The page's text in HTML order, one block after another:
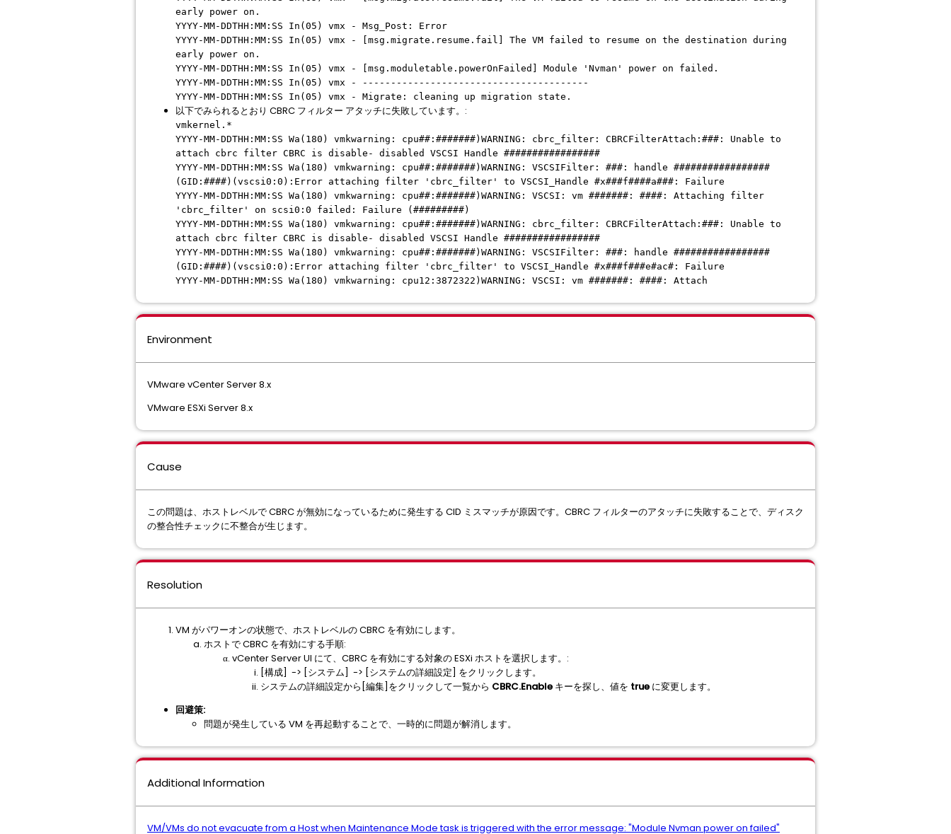
early power on.
YYYY-MM-DDTHH:MM:SS In(05) vmx - Msg_Post: Error
YYYY-MM-DDTHH:MM:SS In(05) vmx - [msg.migrate.resume.fail] The VM failed to resume on the destination during
early power on.
YYYY-MM-DDTHH:MM:SS In(05) vmx - [msg.moduletable.powerOnFailed] Module 'Nvman' power on failed.
YYYY-MM-DDTHH:MM:SS In(05) vmx - ----------------------------------------
YYYY-MM-DDTHH:MM:SS In(05) vmx - Migrate: cleaning up migration state.
以下でみられるとおり CBRC フィルター アタッチに失敗しています。:
vmkernel.*
YYYY-MM-DDTHH:MM:SS Wa(180) vmkwarning: cpu##:#######)WARNING: cbrc_filter: CBRCFilterAttach:###: Unable to
attach cbrc filter CBRC is disable- disabled VSCSI Handle #################
YYYY-MM-DDTHH:MM:SS Wa(180) vmkwarning: cpu##:#######)WARNING: VSCSIFilter: ###: handle #################
(GID:####)(vscsi0:0):Error attaching filter 'cbrc_filter' to VSCSI_Handle #x###f####a###: Failure
YYYY-MM-DDTHH:MM:SS Wa(180) vmkwarning: cpu##:#######)WARNING: VSCSI: vm #######: ####: Attaching filter
'cbrc_filter' on scsi0:0 failed: Failure (#########)
YYYY-MM-DDTHH:MM:SS Wa(180) vmkwarning: cpu##:#######)WARNING: cbrc_filter: CBRCFilterAttach:###: Unable to
attach cbrc filter CBRC is disable- disabled VSCSI Handle #################
YYYY-MM-DDTHH:MM:SS Wa(180) vmkwarning: cpu##:#######)WARNING: VSCSIFilter: ###: handle #################
(GID:####)(vscsi0:0):Error attaching filter 'cbrc_filter' to VSCSI_Handle #x###f###e#ac#: Failure
YYYY-MM-DDTHH:MM:SS Wa(180) vmkwarning: cpu12:3872322)WARNING: VSCSI: vm #######: ####: Attach
Environment
VMware vCenter Server 8.x
VMware ESXi Server 8.x
Cause
この問題は、ホストレベルで CBRC が無効になっているために発生する CID ミスマッチが原因です。CBRC フィルターのアタッチに失敗することで、ディスク
の整合性チェックに不整合が生じます。
Resolution
VM がパワーオンの状態で、ホストレベルの CBRC を有効にします。
ホストで CBRC を有効にする手順:
vCenter Server UI にて、CBRC を有効にする対象の ESXi ホストを選択します。:
[構成] -> [システム] -> [システムの詳細設定] をクリックします。
システムの詳細設定から[編集]をクリックして一覧から CBRC.Enable キーを探し、値を true に変更します。
回避策:
問題が発生している VM を再起動することで、一時的に問題が解消します。
Additional Information
VM/VMs do not evacuate from a Host when Maintenance Mode task is triggered with the error message: "Module Nvman power on failed"